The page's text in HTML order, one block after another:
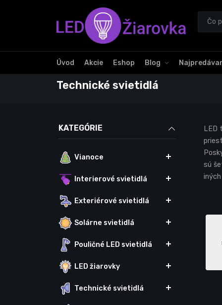
Úvod Akcie Eshop Blog
Technické svietidlá
KATEGÓRIE
Vianoce
Interierové svietidlá
Exteriérové svietidlá
Solárne svietidlá
Pouličné LED svietidlá
LED žiarovky
Technické svietidlá
LED
sú